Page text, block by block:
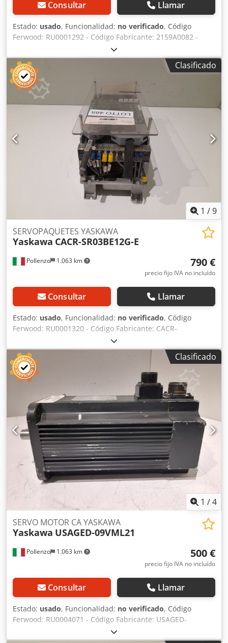
Consultar Llamar
Estado: usado, Funcionalidad: no verificado, Código
Ferwood: RU0001292 - Código Fabricante: 2159A0082 -
Estado: Usado - Funcionalidad: No probado - Si está
interesado ofrecemos un servicio de revisión, consúltenos.
Cjdpfx Aov Du Dyohfsrf
Clasificado
1 /9
Pollenzo 1.063 km
SERVOPAQUETES YASKAWA
Yaskawa CACR-SR03BE12G-E
790 €
precio fijo IVA no incluído
Consultar Llamar
Estado: usado, Funcionalidad: no verificado, Código
Ferwood: RU0001320 - Código Fabricante: CACR-
SR03BE12G-E - Estado: Usado - Funcionalidad: No probado
- Si está interesado ofrecemos un servicio de revisión,
contáctenos. Cjdpsv Du Nisfx Ahfsrf
Clasificado
1 /4
Pollenzo 1.063 km
SERVO MOTOR CA YASKAWA
Yaskawa USAGED-09VML21
500 €
precio fijo IVA no incluído
Consultar Llamar
Estado: usado, Funcionalidad: no verificado, Código
Ferwood: RU0004071 - Código Fabricante: USAGED-
09VML21 - Estado: Usado - Funcionalidad: No probado - Si
está interesado ofrecemos un servicio de revisión,